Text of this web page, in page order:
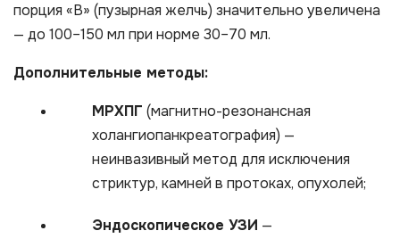
порция «В» (пузырная желчь) значительно увеличена
— до 100–150 мл при норме 30–70 мл.
Дополнительные методы:
МРХПГ (магнитно-резонансная
холангиопанкреатография) —
неинвазивный метод для исключения
стриктур, камней в протоках, опухолей;
Эндоскопическое УЗИ —